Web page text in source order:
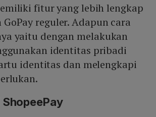
fitur yang lebih lengkap
reguler. Adapun cara
yaitu dengan melakukan
identitas pribadi
identitas dan melengkapi